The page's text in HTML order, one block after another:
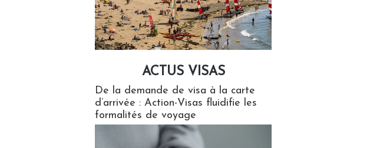
ACTUS VISAS
De la demande de visa à la carte
d’arrivée : Action-Visas fluidifie les
formalités de voyage